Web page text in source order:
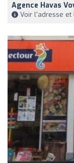
Agence Havas
Voir l'adresse